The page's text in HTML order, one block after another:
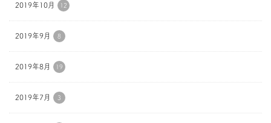
2019年10月 12
2019年9月 8
2019年8月 19
2019年7月 3